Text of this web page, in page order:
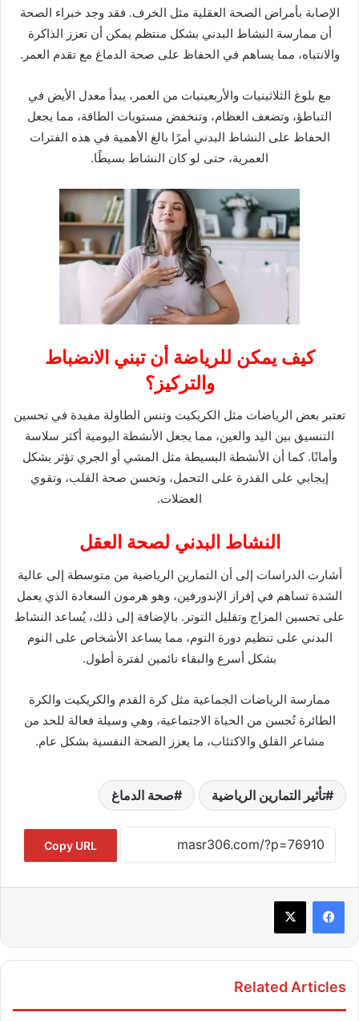
الإصابة بأمراض الصحة العقلية مثل الخرف. فقد وجد خبراء الصحة
أن ممارسة النشاط البدني بشكل منتظم يمكن أن تعزز الذاكرة
والانتباه، مما يساهم في الحفاظ على صحة الدماغ مع تقدم العمر.
مع بلوغ الثلاثينيات والأربعينيات من العمر، يبدأ معدل الأيض في
التباطؤ، وتضعف العظام، وتنخفض مستويات الطاقة، مما يجعل
الحفاظ على النشاط البدني أمرًا بالغ الأهمية في هذه الفترات
العمرية، حتى لو كان النشاط بسيطًا.
كيف يمكن للرياضة أن تبني الانضباط
والتركيز؟
تعتبر بعض الرياضات مثل الكريكيت وتنس الطاولة مفيدة في تحسين
التنسيق بين اليد والعين، مما يجعل الأنشطة اليومية أكثر سلاسة
وأمانًا. كما أن الأنشطة البسيطة مثل المشي أو الجري تؤثر بشكل
إيجابي على القدرة على التحمل، وتحسن صحة القلب، وتقوي
العضلات.
النشاط البدني لصحة العقل
أشارت الدراسات إلى أن التمارين الرياضية من متوسطة إلى عالية
الشدة تساهم في إفراز الإندورفين، وهو هرمون السعادة الذي يعمل
على تحسين المزاج وتقليل التوتر. بالإضافة إلى ذلك، يُساعد النشاط
البدني على تنظيم دورة النوم، مما يساعد الأشخاص على النوم
بشكل أسرع والبقاء نائمين لفترة أطول.
ممارسة الرياضات الجماعية مثل كرة القدم والكريكيت والكرة
الطائرة تُحسن من الحياة الاجتماعية، وهي وسيلة فعالة للحد من
مشاعر القلق والاكتئاب، ما يعزز الصحة النفسية بشكل عام.
تأثير التمارين الرياضية صحة الدماغ
Copy URL
Related Articles